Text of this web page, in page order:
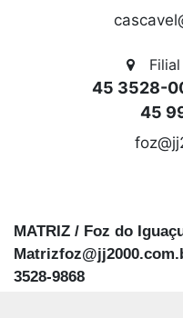
45 3528-
45
MATRIZ / Foz do
3528-9868